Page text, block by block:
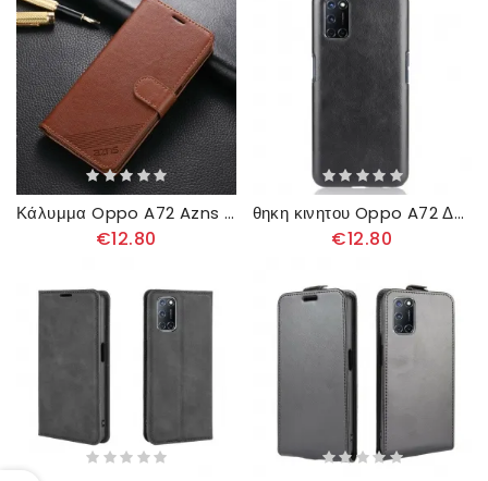
Κάλυμμα Oppo A72 Azns Faux Leather
€12.80
θηκη κινητου Oppo A72 Δερμάτινο Εφέ Litchi Performance
€12.80